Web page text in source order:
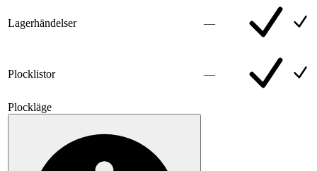
Lagerhändelser —
Plocklistor —
Plockläge